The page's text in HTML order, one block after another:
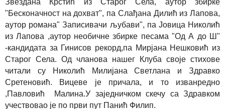
"Бесконачност на дохват", па Слађана Дилић из Лапова,
аутор романа" Записивачи љубави", па Јовица Николић
из Лапова ,аутор необичне збирке песама "Од А до Ш"
-кандидата за Гинисов рекорд,па Мирјана Нешковић из
Старог Села. Од чланова нашег Клуба своје стихове
читали су Николић Милијана Светлана и Здравко
Сретеновић. Вицеве је причала, и то изванредно
,Павловић Малина.У заједничком скечу са Здравком
учествовао је по први пут Панић Филип.